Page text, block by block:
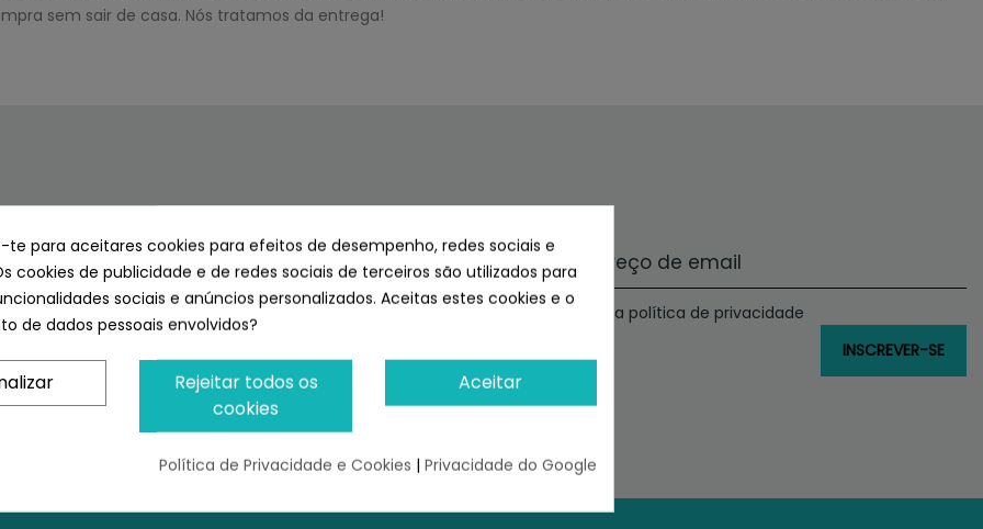
sem sair de casa. Nós tratamos da entrega!
TER ACESSO A DESCONTOS
Li e aceito a política de privacidade
te para aceitares cookies para efeitos de desempenho, redes sociais e
cookies de publicidade e de redes sociais de terceiros são utilizados para
sociais e anúncios personalizados. Aceitas estes cookies e o
de dados pessoais envolvidos?
Aceitar
Rejeitar todos os
cookies
Política de Privacidade e Cookies | Privacidade do Google